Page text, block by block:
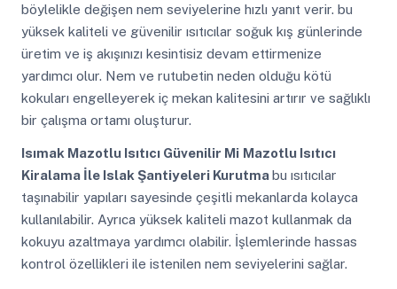
böylelikle değişen nem seviyelerine hızlı yanıt verir. bu
yüksek kaliteli ve güvenilir ısıtıcılar soğuk kış günlerinde
üretim ve iş akışınızı kesintisiz devam ettirmenize
yardımcı olur. Nem ve rutubetin neden olduğu kötü
kokuları engelleyerek iç mekan kalitesini artırır ve sağlıklı
bir çalışma ortamı oluşturur.
Isımak Mazotlu Isıtıcı Güvenilir Mi Mazotlu Isıtıcı
Kiralama İle Islak Şantiyeleri Kurutmabu ısıtıcılar
taşınabilir yapıları sayesinde çeşitli mekanlarda kolayca
kullanılabilir. Ayrıca yüksek kaliteli mazot kullanmak da
kokuyu azaltmaya yardımcı olabilir. İşlemlerinde hassas
kontrol özellikleri ile istenilen nem seviyelerini sağlar.